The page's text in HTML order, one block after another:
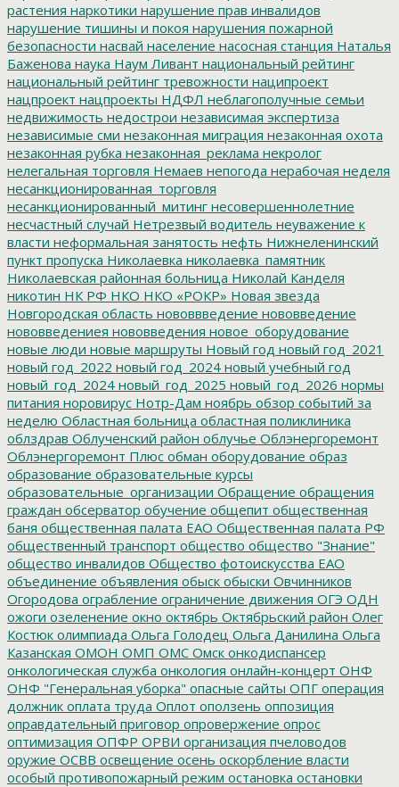
растения наркотики нарушение прав инвалидов
нарушение тишины и покоя нарушения пожарной
безопасности насвай население насосная станция Наталья
Баженова наука Наум Ливант национальный рейтинг
национальный рейтинг тревожности наципроект
нацпроект нацпроекты НДФЛ неблагополучные семьи
недвижимость недострои независимая экспертиза
независимые сми незаконная миграция незаконная охота
незаконная рубка незаконная_реклама некролог
нелегальная торговля Немаев непогода нерабочая неделя
несанкционированная_торговля
несанкционированный_митинг несовершеннолетние
несчастный случай Нетрезвый водитель неуважение к
власти неформальная занятость нефть Нижнеленинский
пункт пропуска Николаевка николаевка_памятник
Николаевская районная больница Николай Канделя
никотин НК РФ НКО НКО «РОКР» Новая звезда
Новгородская область нововвведение нововведение
нововведениея нововведения новое_оборудование
новые люди новые маршруты Новый год новый год_2021
новый год_2022 новый год_2024 новый учебный год
новый_год_2024 новый_год_2025 новый_год_2026 нормы
питания норовирус Нотр-Дам ноябрь обзор событий за
неделю Областная больница областная поликлиника
облздрав Облученский район облучье Облэнергоремонт
Облэнергоремонт Плюс обман оборудование образ
образование образовательные курсы
образовательные_организации Обращение обращения
граждан обсерватор обучение общепит общественная
баня общественная палата ЕАО Общественная палата РФ
общественный транспорт общество общество "Знание"
общество инвалидов Общество фотоискусства ЕАО
объединение объявления обыск обыски Овчинников
Огородова ограбление ограничение движения ОГЭ ОДН
ожоги озеленение окно октябрь Октябрьский район Олег
Костюк олимпиада Ольга Голодец Ольга Данилина Ольга
Казанская ОМОН ОМП ОМС Омск онкодиспансер
онкологическая служба онкология онлайн-концерт ОНФ
ОНФ "Генеральная уборка" опасные сайты ОПГ операция
должник оплата труда Оплот оползень оппозиция
оправдательный приговор опровержение опрос
оптимизация ОПФР ОРВИ организация пчеловодов
оружие ОСВВ освещение осень оскорбление власти
особый противопожарный режим остановка остановки